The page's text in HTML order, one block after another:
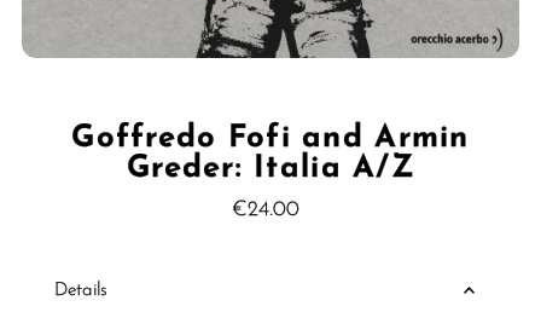
Goffredo Fofi and Armin
Greder: Italia A/Z
Regular
€24.00
Details